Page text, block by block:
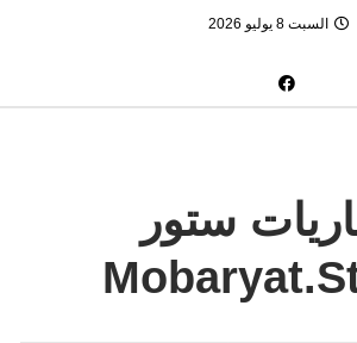
السبت 8 يوليو 2026
ستور